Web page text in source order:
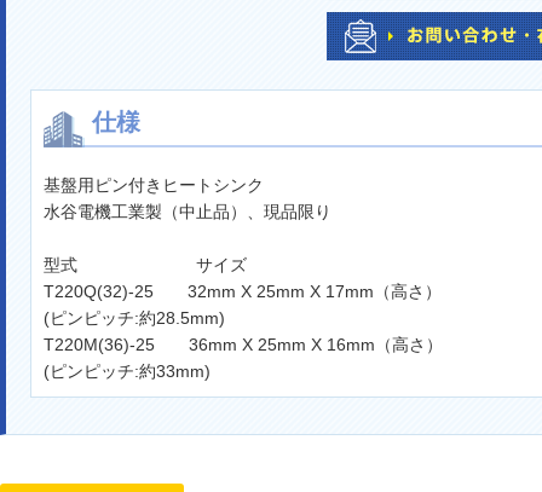
仕様
基盤用ピン付きヒートシンク
水谷電機工業製（中止品）、現品限り
型式 サイズ
T220Q(32)-25 32mm X 25mm X 17mm（高さ）
(ピンピッチ:約28.5mm)
T220M(36)-25 36mm X 25mm X 16mm（高さ）
(ピンピッチ:約33mm)